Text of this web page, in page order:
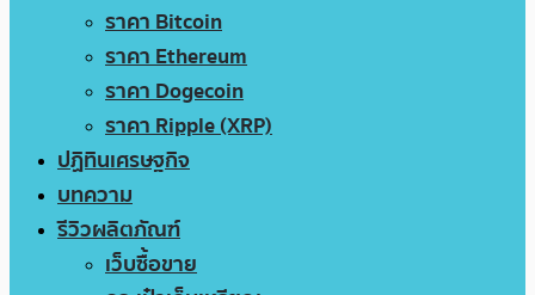
ราคา Bitcoin
ราคา Ethereum
ราคา Dogecoin
ราคา Ripple (XRP)
ปฏิทินเศรษฐกิจ
บทความ
รีวิวผลิตภัณฑ์
เว็บซื้อขาย